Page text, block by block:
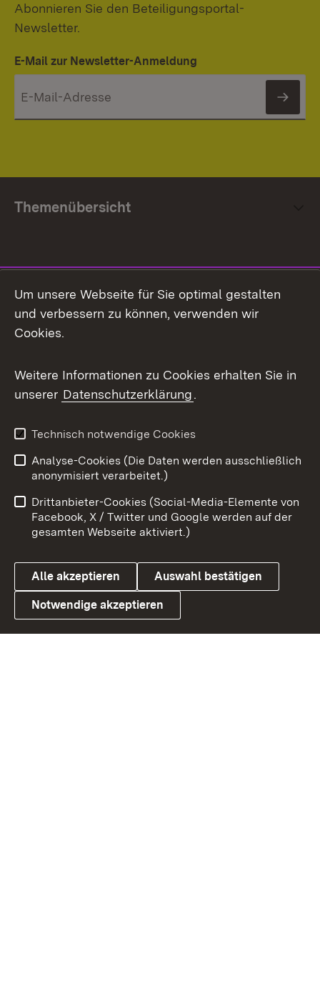
Abonnieren Sie den Beteiligungsportal-
Newsletter.
E-Mail zur Newsletter-Anmeldung
Themenübersicht
Facebook
X / Twitter
Youtube
Link zum Landesportal
Impressum
Kontakt
Barrierefreiheit
Datenschutz
Cookies
Um unsere Webseite für Sie optimal gestalten
und verbessern zu können, verwenden wir
Cookies.
Weitere Informationen zu Cookies erhalten Sie in
unserer Datenschutzerklärung.
Technisch notwendige Cookies
Analyse-Cookies (Die Daten werden ausschließlich
anonymisiert verarbeitet.)
Drittanbieter-Cookies (Social-Media-Elemente von
Facebook, X / Twitter und Google werden auf der
gesamten Webseite aktiviert.)
Alle akzeptieren Auswahl bestätigen
Notwendige akzeptieren